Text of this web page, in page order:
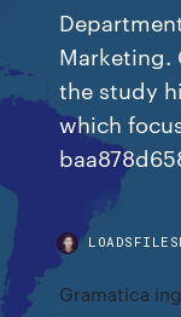
Marketing.
the study
which
Gramatica